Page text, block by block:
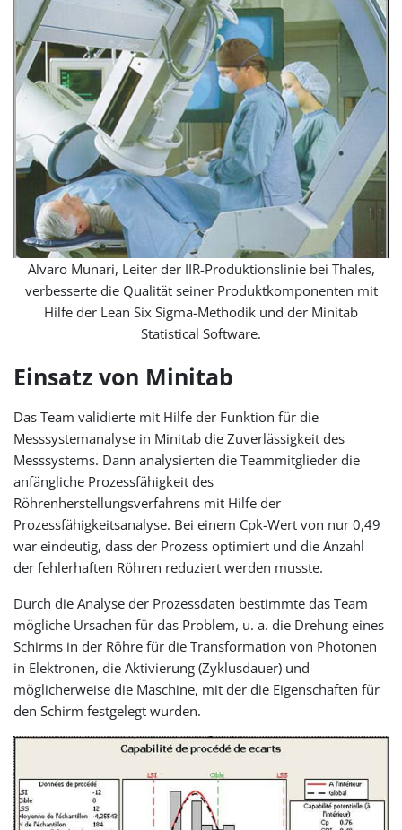
Alvaro Munari, Leiter der IIR-Produktionslinie bei Thales,
verbesserte die Qualität seiner Produktkomponenten mit
Hilfe der Lean Six Sigma-Methodik und der Minitab
Statistical Software.
Einsatz von Minitab
Das Team validierte mit Hilfe der Funktion für die
Messsystemanalyse in Minitab die Zuverlässigkeit des
Messsystems. Dann analysierten die Teammitglieder die
anfängliche Prozessfähigkeit des
Röhrenherstellungsverfahrens mit Hilfe der
Prozessfähigkeitsanalyse. Bei einem Cpk-Wert von nur 0,49
war eindeutig, dass der Prozess optimiert und die Anzahl
der fehlerhaften Röhren reduziert werden musste.
Durch die Analyse der Prozessdaten bestimmte das Team
mögliche Ursachen für das Problem, u. a. die Drehung eines
Schirms in der Röhre für die Transformation von Photonen
in Elektronen, die Aktivierung (Zyklusdauer) und
möglicherweise die Maschine, mit der die Eigenschaften für
den Schirm festgelegt wurden.